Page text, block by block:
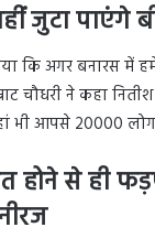
जुटा पाएंगे
कि अगर बनारस में
चौधरी ने कहा
भी आपसे 20000
होने से ही